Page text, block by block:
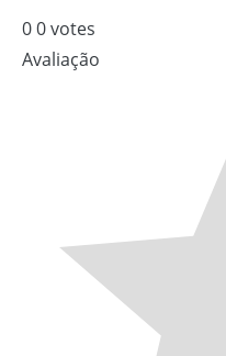
00votes
Avaliação